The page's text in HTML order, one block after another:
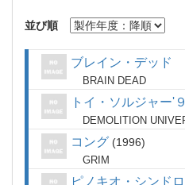
並び順
ブレイン・デッド
BRAIN DEAD
トイ・ソルジャー'
DEMOLITION
コング 1996
GRIM
ピノキオ・シンド